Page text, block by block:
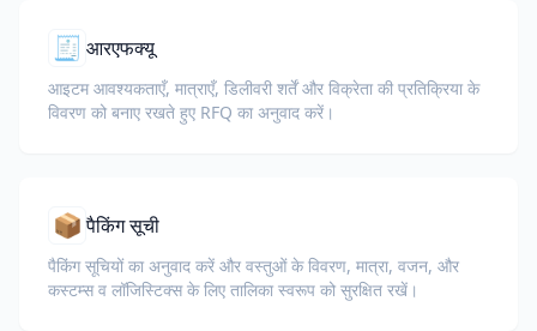
🧾 आरएफक्यू
आइटम आवश्यकताएँ, मात्राएँ, डिलीवरी शर्तें और विक्रेता की प्रतिक्रिया के
विवरण को बनाए रखते हुए RFQ का अनुवाद करें।
📦 पैकिंग सूची
पैकिंग सूचियों का अनुवाद करें और वस्तुओं के विवरण, मात्रा, वजन, और
कस्टम्स व लॉजिस्टिक्स के लिए तालिका स्वरूप को सुरक्षित रखें।